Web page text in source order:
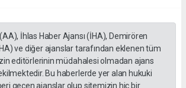
İhlas Haber Ajansı (İHA), Demirören
ve diğer ajanslar tarafından eklenen tüm
editörlerinin müdahalesi olmadan ajans
Bu haberlerde yer alan hukuki
geçen ajanslar olup sitemizin hiç bir